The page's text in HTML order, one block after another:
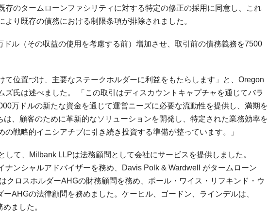
存のタームローンファシリティに対する特定の修正の採用に同意し、これ
り既存の債務における制限条項が排除されました。
ル（その収益の使用を考慮する前）増加させ、取引前の債務義務を7500
て位置づけ、主要なステークホルダーに利益をもたらします」と、Oregon
ズ氏は述べました。 「この取引はディスカウントキャプチャを通じてバラ
万ドルの新たな資金を通じて運営ニーズに必要な流動性を提供し、満期を
、顧客のために革新的なソリューションを開発し、特定された業務効率を
戦略的イニシアチブに引き続き投資する準備が整っています。」
て、Milbank LLPは法務顧問として会社にサービスを提供しました。
ナンシャルアドバイザーを務め、Davis Polk & Wardwell がタームローン
クロスホルダーAHGの財務顧問を務め、ポール・ワイス・リフキンド・ウ
AHGの法律顧問を務めました。ケーヒル、ゴードン、ラインデルは、
ました。